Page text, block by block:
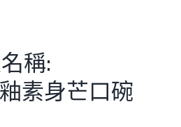
稱:
素身芒口碗